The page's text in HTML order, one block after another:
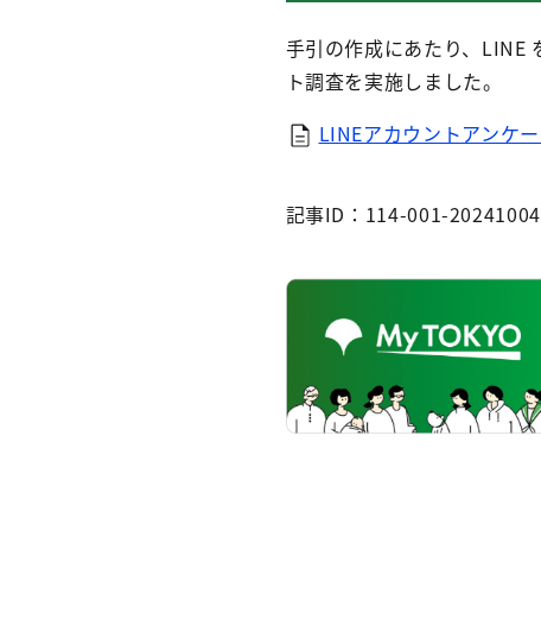
手引の作成にあたり、LINE
ト調査を実施しました。
LINEアカウントアンケ
記事ID：114-001-